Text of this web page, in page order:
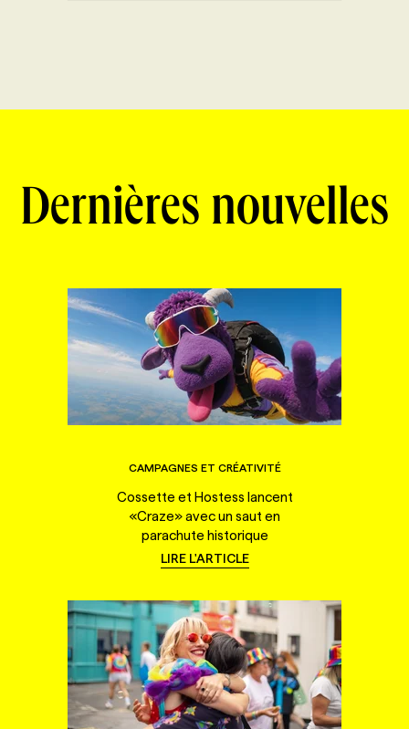
Dernières nouvelles
CAMPAGNES ET CRÉATIVITÉ
Cossette et Hostess lancent
«Craze» avec un saut en
parachute historique
LIRE L'ARTICLE